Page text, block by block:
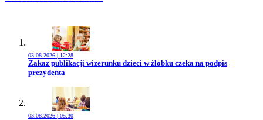
03.08.2026 | 12:28
Przejdź do artykułu:
Zakaz publikacji wizerunku dzieci w żłobku czeka na podpis
prezydenta
03.08.2026 | 05:30